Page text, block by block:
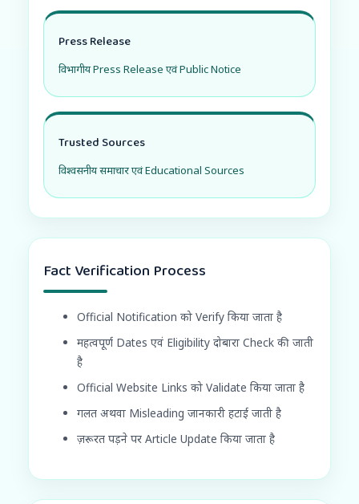
Press Release
विभागीय Press Release एवं Public Notice
Trusted Sources
विश्वसनीय समाचार एवं Educational Sources
Fact Verification Process
Official Notification को Verify किया जाता है
महत्वपूर्ण Dates एवं Eligibility दोबारा Check की जाती
है
Official Website Links को Validate किया जाता है
गलत अथवा Misleading जानकारी हटाई जाती है
ज़रूरत पड़ने पर Article Update किया जाता है